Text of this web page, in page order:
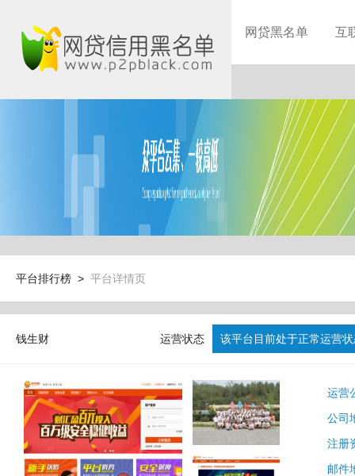
网贷黑名单 互
平台排行榜 > 平台详情页
钱生财 运营状态 该平台目前处于正常运营
运营
公司
注册
邮件